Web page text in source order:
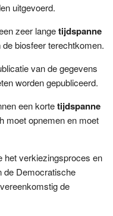
uitgevoerd.
zeer langetijdspanne
biosfeer terechtkomen.
van de gegevens
worden gepubliceerd.
een kortetijdspanne
moet opnemen en moet
het verkiezingsproces en
Democratische
de